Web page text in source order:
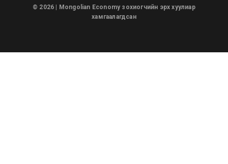
© 2026 | Mongolian Economy зохиогчийн эрх хуулиар
хамгаалагдсан